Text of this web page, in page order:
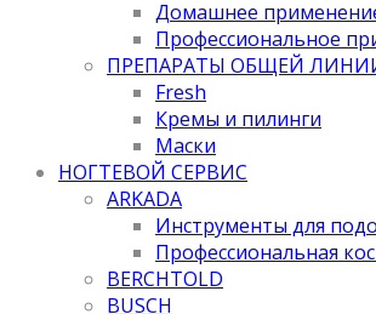
Домашнее
Профессиональное
ПРЕПАРАТЫ ОБЩЕЙ
Fresh
Кремы и пилинги
Маски
НОГТЕВОЙ СЕРВИС
ARKADA
Инструменты для
Профессиональная
BERCHTOLD
BUSCH